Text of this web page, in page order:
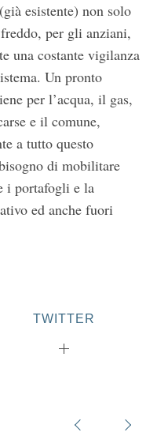
esistente) non solo
per gli anziani,
una costante vigilanza
Un pronto
per l’acqua, il gas,
e il comune,
a tutto questo
di mobilitare
i portafogli e la
ed anche fuori
TWITTER